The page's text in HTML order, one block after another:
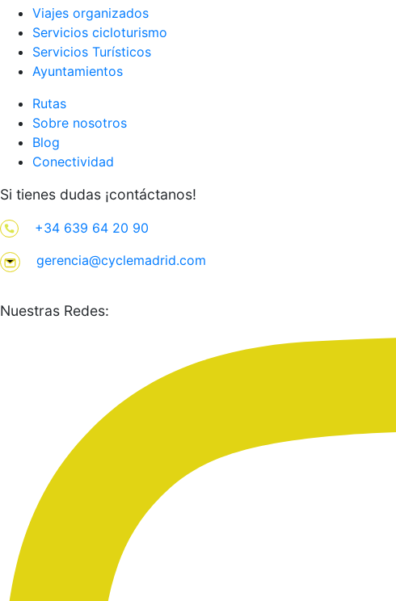
Viajes organizados
Servicios cicloturismo
Servicios Turísticos
Ayuntamientos
Rutas
Sobre nosotros
Blog
Conectividad
Si tienes dudas ¡contáctanos!
+34 639 64 20 90
gerencia@cyclemadrid.com
Nuestras Redes: